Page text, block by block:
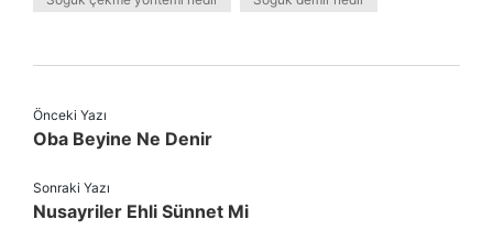
Önceki Yazı
Oba Beyine Ne Denir
Sonraki Yazı
Nusayriler Ehli Sünnet Mi